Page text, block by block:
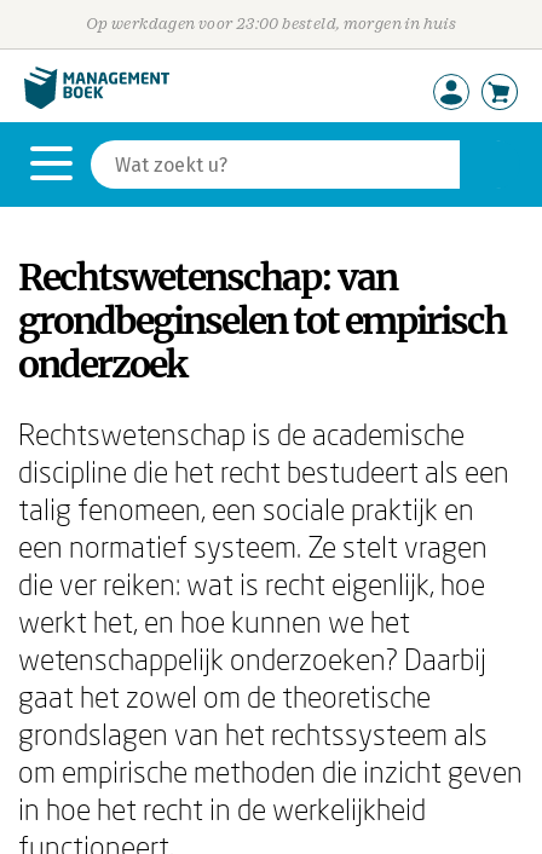
Op werkdagen voor 23:00 besteld, morgen in huis
Rechtswetenschap: van
grondbeginselen tot empirisch
onderzoek
Rechtswetenschap is de academische
discipline die het recht bestudeert als een
talig fenomeen, een sociale praktijk en
een normatief systeem. Ze stelt vragen
die ver reiken: wat is recht eigenlijk, hoe
werkt het, en hoe kunnen we het
wetenschappelijk onderzoeken? Daarbij
gaat het zowel om de theoretische
grondslagen van het rechtssysteem als
om empirische methoden die inzicht geven
in hoe het recht in de werkelijkheid
functioneert.